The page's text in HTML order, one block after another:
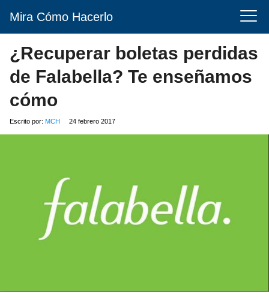
Mira Cómo Hacerlo
¿Recuperar boletas perdidas
de Falabella? Te enseñamos
cómo
Escrito por: MCH 24 febrero 2017